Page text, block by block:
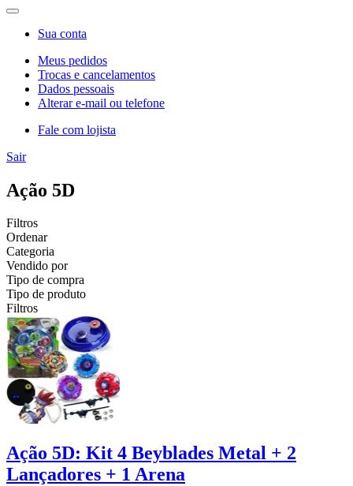
Sua conta
Meus pedidos
Trocas e cancelamentos
Dados pessoais
Alterar e-mail ou telefone
Fale com lojista
Sair
Ação 5D
Filtros
Ordenar
Categoria
Vendido por
Tipo de compra
Tipo de produto
Filtros
Ação 5D: Kit 4 Beyblades Metal + 2
Lançadores + 1 Arena